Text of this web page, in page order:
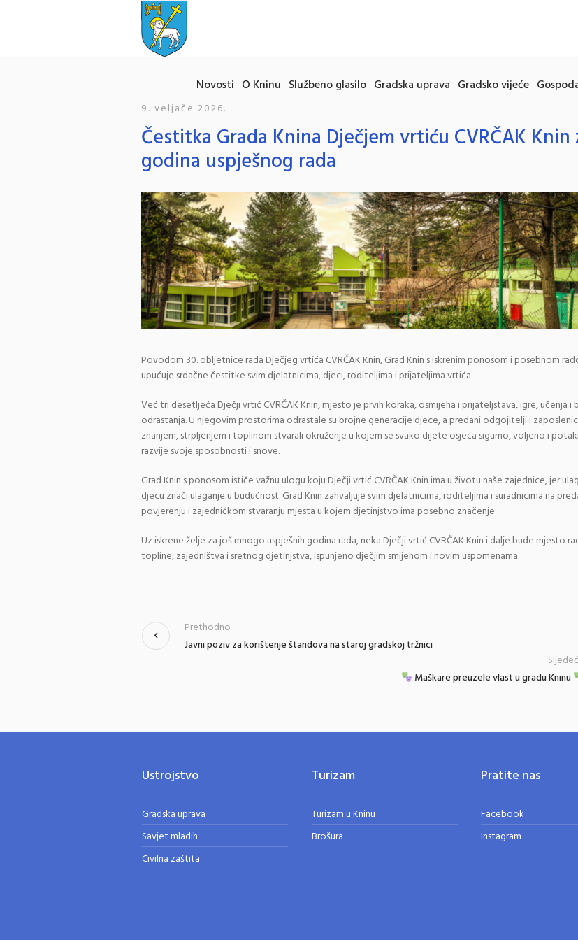
Novosti O Kninu Službeno glasilo Gradska uprava Gradsko vijeće
9. veljače 2026.
Čestitka Grada Knina Dječjem vrtiću CVRČAK Knin
godina uspješnog rada
Povodom 30. obljetnice rada Dječjeg vrtića CVRČAK Knin, Grad Knin s iskrenim ponosom i posebnom
upućuje srdačne čestitke svim djelatnicima, djeci, roditeljima i prijateljima vrtića.
Već tri desetljeća Dječji vrtić CVRČAK Knin, mjesto je prvih koraka, osmijeha i prijateljstava, igre, učenja i
odrastanja. U njegovim prostorima odrastale su brojne generacije djece, a predani odgojitelji i
znanjem, strpljenjem i toplinom stvarali okruženje u kojem se svako dijete osjeća sigurno, voljeno i
razvije svoje sposobnosti i snove.
Grad Knin s ponosom ističe važnu ulogu koju Dječji vrtić CVRČAK Knin ima u životu naše zajednice, jer
djecu znači ulaganje u budućnost. Grad Knin zahvaljuje svim djelatnicima, roditeljima i suradnicima na
povjerenju i zajedničkom stvaranju mjesta u kojem djetinjstvo ima posebno značenje.
Uz iskrene želje za još mnogo uspješnih godina rada, neka Dječji vrtić CVRČAK Knin i dalje bude mjesto
topline, zajedništva i sretnog djetinjstva, ispunjeno dječjim smijehom i novim uspomenama.
Javni poziv za korištenje štandova na staroj gradskoj tržnici
Prethodno
Maškare preuzele vlast u gradu Kninu
Ustrojstvo
Gradska uprava
Savjet mladih
Civilna zaštita
Turizam
Turizam u Kninu
Brošura
Pratite nas
Facebook
Instagram